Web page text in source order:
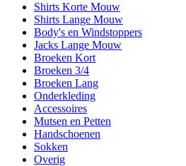
Shirts Korte Mouw
Shirts Lange Mouw
Body's en Windstoppers
Jacks Lange Mouw
Broeken Kort
Broeken 3/4
Broeken Lang
Onderkleding
Accessoires
Mutsen en Petten
Handschoenen
Sokken
Overig